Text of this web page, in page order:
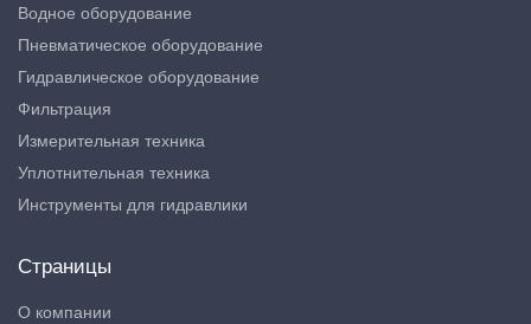
Водное оборудование
Пневматическое оборудование
Гидравлическое оборудование
Фильтрация
Измерительная техника
Уплотнительная техника
Инструменты для гидравлики
Страницы
О компании